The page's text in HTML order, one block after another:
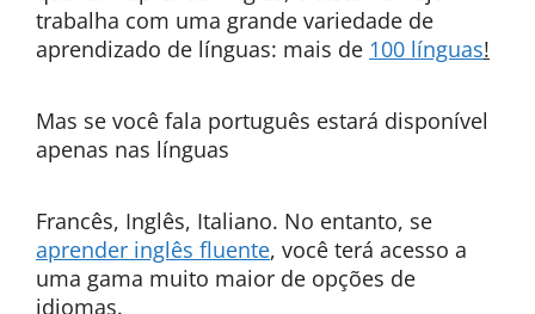
trabalha com uma grande variedade de
aprendizado de línguas: mais de 100 línguas!
Mas se você fala português estará disponível
apenas nas línguas
Francês, Inglês, Italiano. No entanto, se
aprender inglês fluente, você terá acesso a
uma gama muito maior de opções de
idiomas.